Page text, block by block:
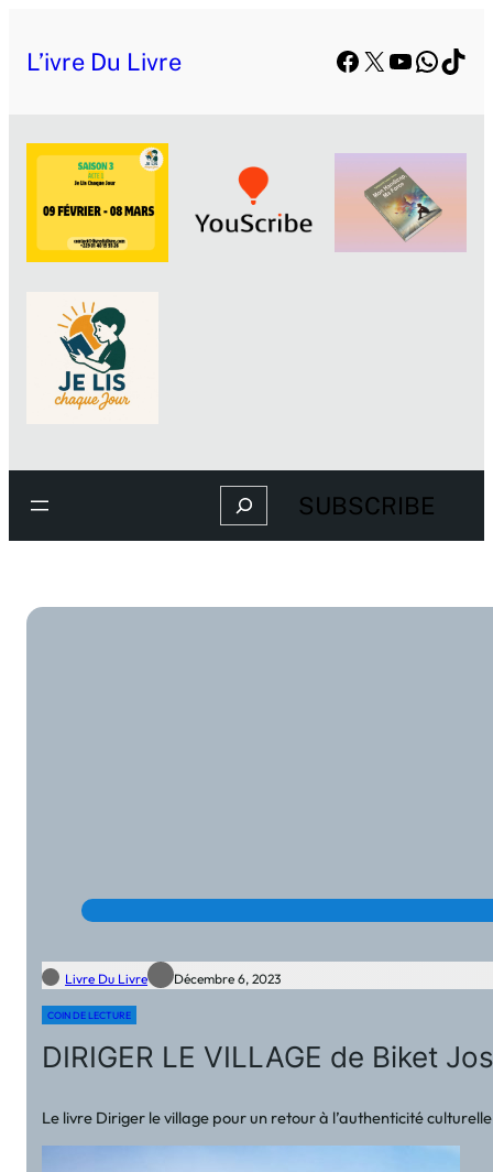
L’ivre Du Livre Facebook
X YouTube
Search SUBSCRIBE
Livre Du Livre Décembre 6, 2023
COIN DE LECTURE
DIRIGER LE VILLAGE de Biket
Le livre Diriger le village pour un retour à l’authenticité